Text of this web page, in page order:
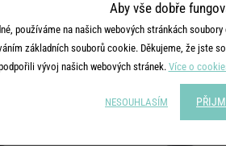
MOHLO BY SE
Aby vše dobře
používáme na našich webových stránkách
základních souborů cookie. Děkujeme, že jste
vývoj našich webových stránek.Více o
NESOUHLASÍM